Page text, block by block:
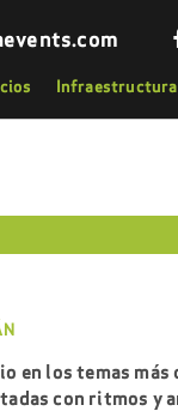
en los temas más
con ritmos y